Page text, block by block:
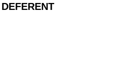
DEFERENT